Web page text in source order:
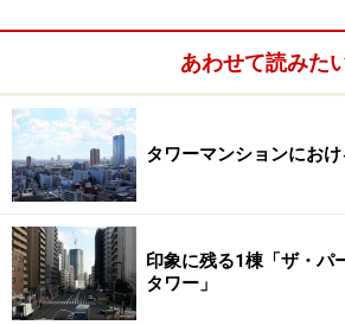
あわせて読みた
タワーマンションにお
印象に残る1棟「ザ・パ
タワー」